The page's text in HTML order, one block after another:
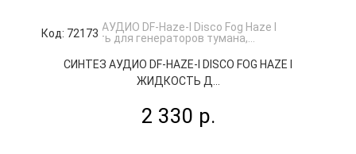
Код: 72173
СИНТЕЗ АУДИО DF-HAZE-I DISCO FOG HAZE I
ЖИДКОСТЬ Д...
2 330 р.